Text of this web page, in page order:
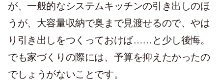
が、一般的なシステムキッチンの引き出しのほ
うが、大容量収納で奥まで見渡せるので、やは
り引き出しをつくっておけば……と少し後悔。
でも家づくりの際には、予算を抑えたかったの
でしょうがないことです。